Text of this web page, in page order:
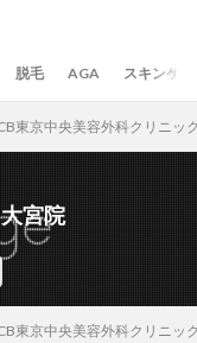
脱毛 AGA スキンケア
東京中央美容外科クリニッ
宮院
東京中央美容外科クリニッ